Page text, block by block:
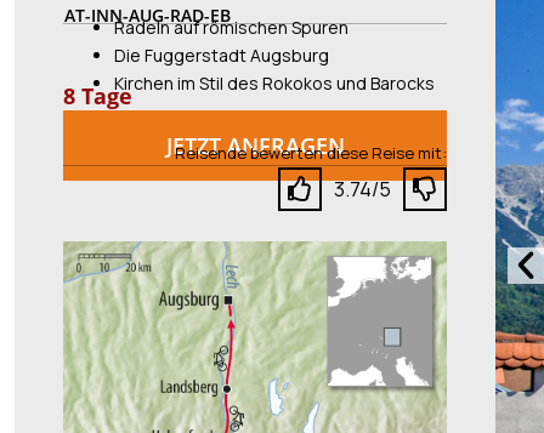
AT-INN-AUG-RAD-EB
Radeln auf römischen Spuren
Die Fuggerstadt Augsburg
Kirchen im Stil des Rokokos und Barocks
8 Tage
JETZT ANFRAGEN
Reisende bewerten diese Reise mit:
3.74/5